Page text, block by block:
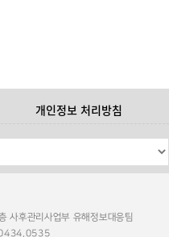
개인정보 처리방침
사후관리사업부 유해정보대응팀